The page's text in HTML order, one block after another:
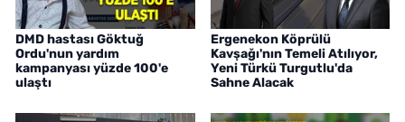
DMD hastası Göktuğ
Ordu'nun yardım
kampanyası yüzde 100'e
ulaştı
Ergenekon Köprülü
Kavşağı'nın Temeli Atılıyor,
Yeni Türkü Turgutlu'da
Sahne Alacak